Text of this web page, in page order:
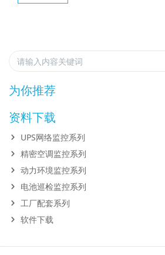
为你推荐
资料下载
UPS网络监控系列
精密空调监控系列
动力环境监控系列
电池巡检监控系列
工厂配套系列
软件下载